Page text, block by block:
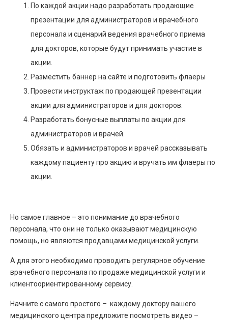
По каждой акции надо разработать продающие
презентации для администраторов и врачебного
персонала и сценарий ведения врачебного приема
для докторов, которые будут принимать участие в
акции.
Разместить баннер на сайте и подготовить флаеры
Провести инструктаж по продающей презентации
акции для администраторов и для докторов.
Разработать бонусные выплаты по акции для
администраторов и врачей.
Обязать и администраторов и врачей рассказывать
каждому пациенту про акцию и вручать им флаеры по
акции.
Но самое главное – это понимание до врачебного
персонала, что они не только оказывают медицинскую
помощь, но являются продавцами медицинской услуги.
А для этого необходимо проводить регулярное обучение
врачебного персонала по продаже медицинской услуги и
клиентоориентированному сервису.
Начните с самого простого – каждому доктору вашего
медицинского центра предложите посмотреть видео –